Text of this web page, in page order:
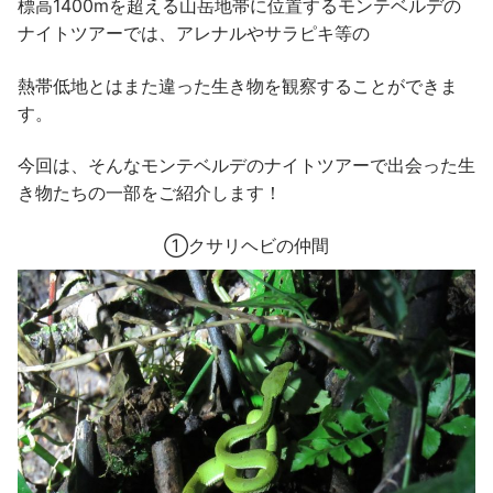
標高1400mを超える山岳地帯に位置するモンテベルデの
ナイトツアーでは、アレナルやサラピキ等の
熱帯低地とはまた違った生き物を観察することができま
す。
今回は、そんなモンテベルデのナイトツアーで出会った生
き物たちの一部をご紹介します！
➀クサリヘビの仲間